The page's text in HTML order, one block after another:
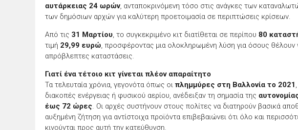
αυτάρκειας 24 ωρών, ανταποκρινόμενη τόσο στις ανάγκες των
των δημόσιων αρχών για καλύτερη προετοιμασία σε περιπτώσεις κρίσεων.
Από τις 31 Μαρτίου, το συγκεκριμένο κιτ διατίθεται σε περίπου 80
τιμή 29,99 ευρώ, προσφέροντας μια ολοκληρωμένη λύση για όσους θέλουν
απρόβλεπτες καταστάσεις.
Γιατί ένα τέτοιο κιτ γίνεται πλέον απαραίτητο
Τα τελευταία χρόνια, γεγονότα όπως οι πλημμύρες στη Βαλλονία το 2021
διακοπές ενέργειας ή φυσικού αερίου, ανέδειξαν τη σημασία της
έως 72 ώρες. Οι αρχές συστήνουν στους πολίτες να διατηρούν βασικά
αυξημένη ζήτηση για αντίστοιχα προϊόντα επιβεβαιώνει ότι όλο και
κινούνται προς αυτή την κατεύθυνση.